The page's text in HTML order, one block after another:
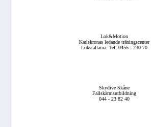
Lok&Motion
Karlskronas ledande träningscenter
Lokstallarna. Tel: 0455 - 230 70
Skydive Skåne
Fallskärmsutbildning
044 - 23 82 40